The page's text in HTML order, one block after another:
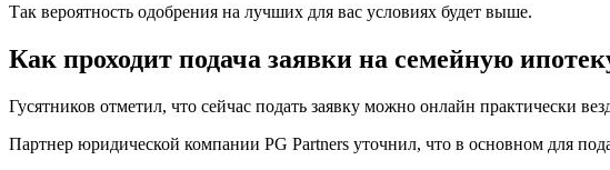
Так вероятность одобрения на лучших для вас условиях будет выше.
Как проходит подача заявки на семейную
Гусятников отметил, что сейчас подать заявку можно онлайн практически
Партнер юридической компании PG Partners уточнил, что в основном для